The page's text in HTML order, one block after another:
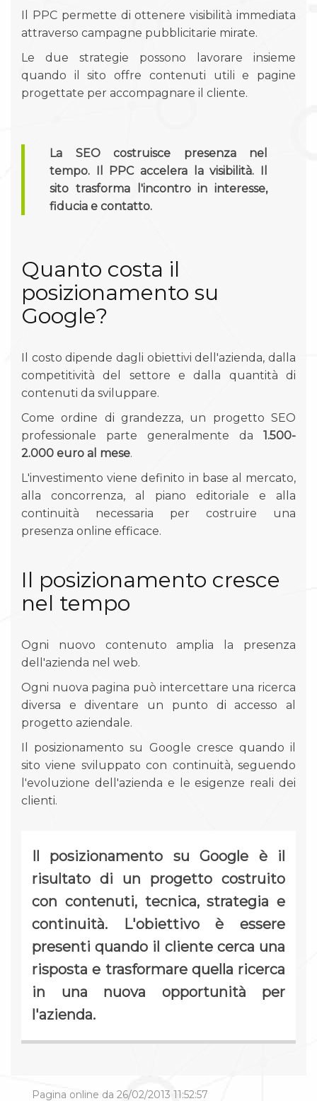
Il PPC permette di ottenere visibilità immediata
attraverso campagne pubblicitarie mirate.
Le due strategie possono lavorare insieme
quando il sito offre contenuti utili e pagine
progettate per accompagnare il cliente.
La SEO costruisce presenza nel
tempo. Il PPC accelera la visibilità. Il
sito trasforma l'incontro in interesse,
fiducia e contatto.
Quanto costa il
posizionamento su
Google?
Il costo dipende dagli obiettivi dell'azienda, dalla
competitività del settore e dalla quantità di
contenuti da sviluppare.
Come ordine di grandezza, un progetto SEO
professionale parte generalmente da 1.500-
2.000 euro al mese.
L'investimento viene definito in base al mercato,
alla concorrenza, al piano editoriale e alla
continuità necessaria per costruire una
presenza online efficace.
Il posizionamento cresce
nel tempo
Ogni nuovo contenuto amplia la presenza
dell'azienda nel web.
Ogni nuova pagina può intercettare una ricerca
diversa e diventare un punto di accesso al
progetto aziendale.
Il posizionamento su Google cresce quando il
sito viene sviluppato con continuità, seguendo
l'evoluzione dell'azienda e le esigenze reali dei
clienti.
Il posizionamento su Google è il
risultato di un progetto costruito
con contenuti, tecnica, strategia e
continuità. L'obiettivo è essere
presenti quando il cliente cerca una
risposta e trasformare quella ricerca
in una nuova opportunità per
l'azienda.
Pagina online da 26/02/2013 11:52:57